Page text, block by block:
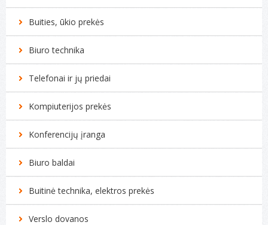
Buities, ūkio prekės
Biuro technika
Telefonai ir jų priedai
Kompiuterijos prekės
Konferencijų įranga
Biuro baldai
Buitinė technika, elektros prekės
Verslo dovanos